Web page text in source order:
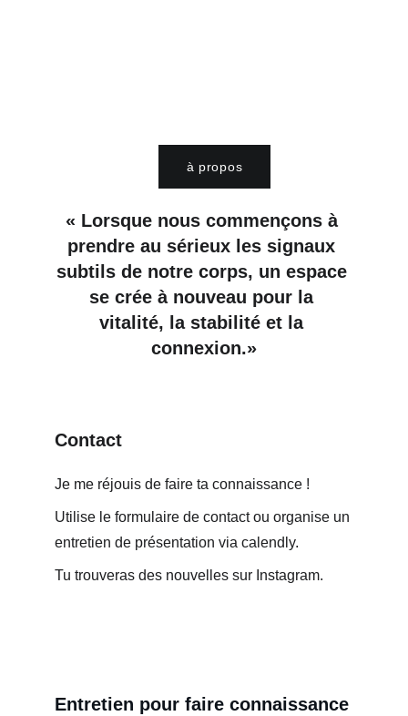
à propos
« Lorsque nous commençons à
prendre au sérieux les signaux
subtils de notre corps, un espace
se crée à nouveau pour la
vitalité, la stabilité et la
connexion.»
Contact
Je me réjouis de faire ta connaissance !
Utilise le formulaire de contact ou organise un
entretien de présentation via calendly.
Tu trouveras des nouvelles sur Instagram.
Entretien pour faire connaissance